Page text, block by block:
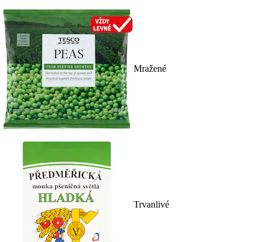
Mražené
Trvanlivé